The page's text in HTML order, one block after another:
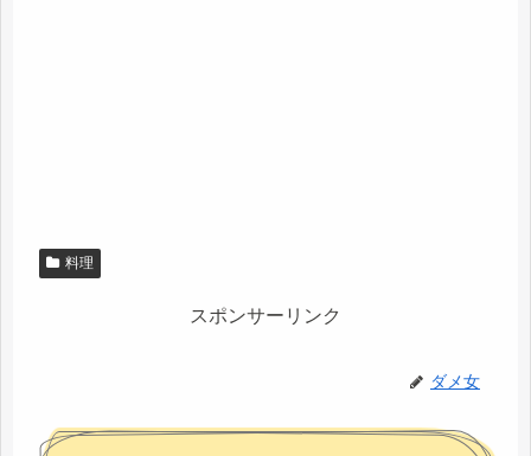
料理
スポンサーリンク
ダメ女